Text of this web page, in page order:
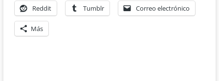
Reddit Tumblr Correo electrónico
Más